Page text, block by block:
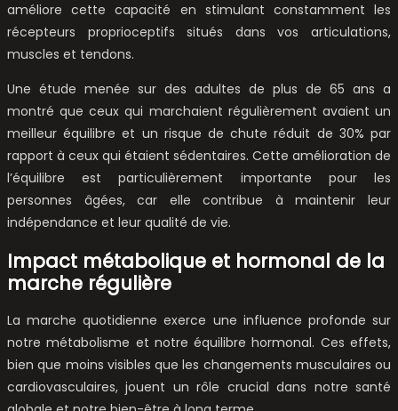
améliore cette capacité en stimulant constamment les
récepteurs proprioceptifs situés dans vos articulations,
muscles et tendons.
Une étude menée sur des adultes de plus de 65 ans a
montré que ceux qui marchaient régulièrement avaient un
meilleur équilibre et un risque de chute réduit de 30% par
rapport à ceux qui étaient sédentaires. Cette amélioration de
l’équilibre est particulièrement importante pour les
personnes âgées, car elle contribue à maintenir leur
indépendance et leur qualité de vie.
Impact métabolique et hormonal de la
marche régulière
La marche quotidienne exerce une influence profonde sur
notre métabolisme et notre équilibre hormonal. Ces effets,
bien que moins visibles que les changements musculaires ou
cardiovasculaires, jouent un rôle crucial dans notre santé